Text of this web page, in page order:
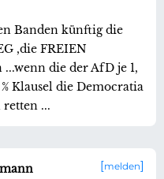
Banden künftig die
,die FREIEN
die der AfD je 1,
Klausel die Democratia
...
melden